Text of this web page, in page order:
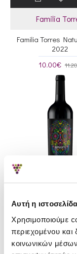
Αυτή η
Χρησιμοποιούμε
περιεχομένου και
κοινωνικών
Familia
Familia Torres
2022
10.00€
Winery On
DeMuerte
16.70€